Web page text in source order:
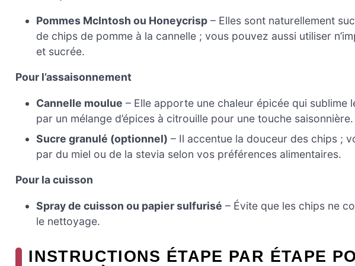
Pommes McIntosh ou Honeycrisp – Elles sont naturellement
de chips de pomme à la cannelle ; vous pouvez aussi utiliser
et sucrée.
Pour l’assaisonnement
Cannelle moulue – Elle apporte une chaleur épicée qui sublime
par un mélange d’épices à citrouille pour une touche saisonnière.
Sucre granulé (optionnel) – Il accentue la douceur des chips ;
par du miel ou de la stevia selon vos préférences alimentaires.
Pour la cuisson
Spray de cuisson ou papier sulfurisé – Évite que les chips ne
le nettoyage.
INSTRUCTIONS ÉTAPE PAR ÉTAPE